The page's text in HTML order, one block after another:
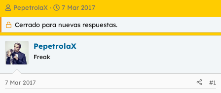
I
n
c
i
a
d
o
d
PepetrolaX
F
e
c
h
a
d
i
7 Mar 2017
Cerrado para nuevas respuestas.
PepetrolaX
Freak
7 Mar 2017 #1